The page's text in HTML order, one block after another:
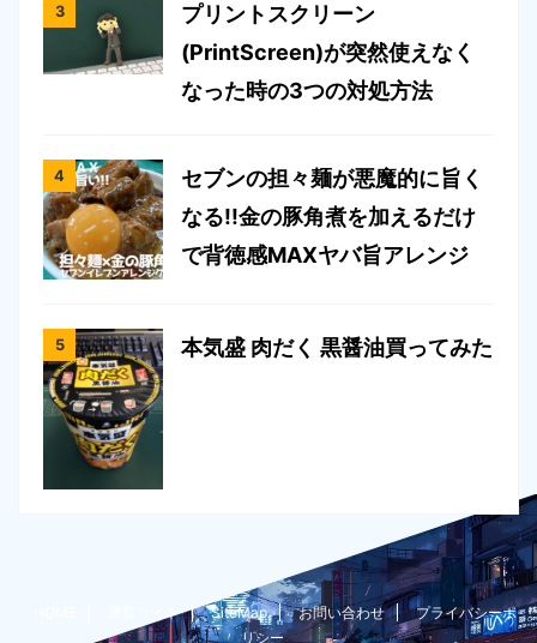
プリントスクリーン
(PrintScreen)が突然使えなく
なった時の3つの対処方法
セブンの担々麺が悪魔的に旨く
なる!!金の豚角煮を加えるだけ
で背徳感MAXヤバ旨アレンジ
本気盛 肉だく 黒醤油買ってみた
運営サイト SiteMap お問い合わせ
プライバシーポ
リシー